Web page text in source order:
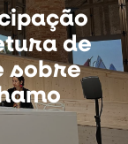
de
sobre